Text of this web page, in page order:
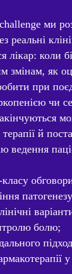
ми
реальні
лікар: коли
змінам, як
при
чи
й
ведення
болю;